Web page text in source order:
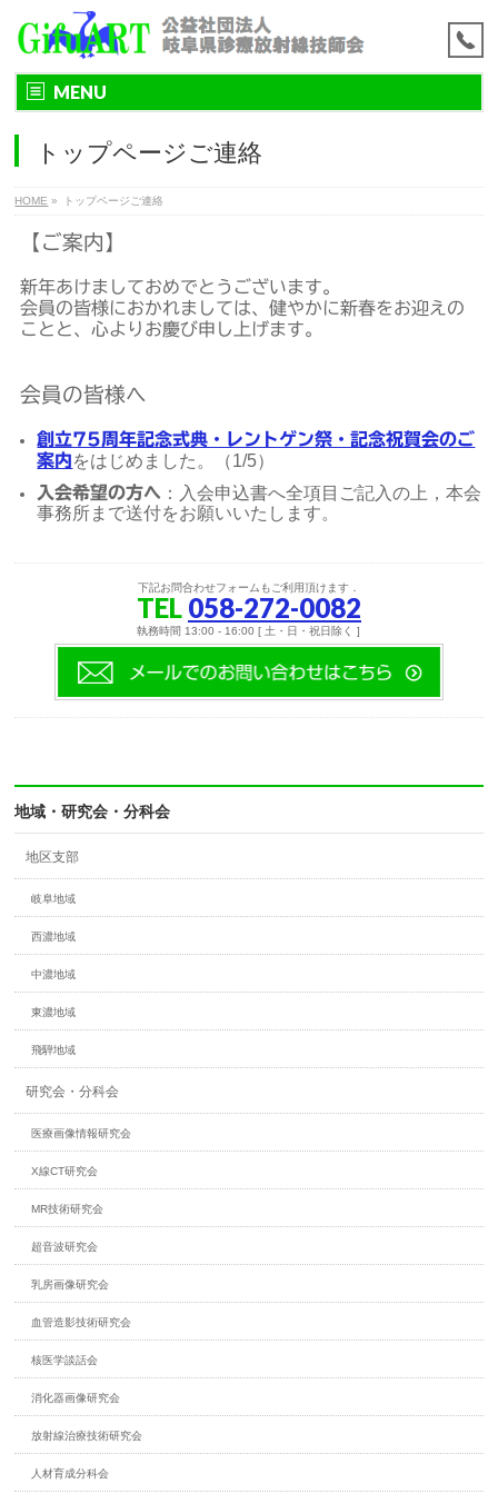
MENU
トップページご連絡
HOME » トップページご連絡
【ご案内】
新年あけましておめでとうございます。
会員の皆様におかれましては、健やかに新春をお迎えの
ことと、心よりお慶び申し上げます。
会員の皆様へ
創立75周年記念式典・レントゲン祭・記念祝賀会のご
案内をはじめました。（1/5）
入会希望の方へ ：入会申込書へ全項目ご記入の上，本会
事務所まで送付をお願いいたします。
下記お問合わせフォームもご利用頂けます．
TEL 058-272-0082
執務時間 13:00 - 16:00 [ 土・日・祝日除く ]
地域・研究会・分科会
地区支部
岐阜地域
西濃地域
中濃地域
東濃地域
飛騨地域
研究会・分科会
医療画像情報研究会
X線CT研究会
MR技術研究会
超音波研究会
乳房画像研究会
血管造影技術研究会
核医学談話会
消化器画像研究会
放射線治療技術研究会
人材育成分科会